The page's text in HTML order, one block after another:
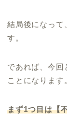
結局後になって
す。
であれば、今回
ことになります
まず1つ目は【